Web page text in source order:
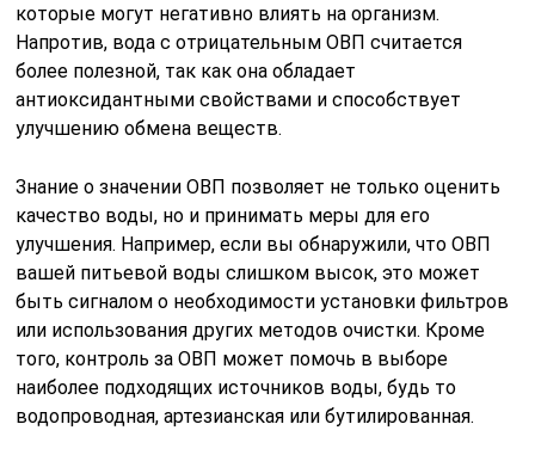
которые могут негативно влиять на организм.
Напротив, вода с отрицательным ОВП считается
более полезной, так как она обладает
антиоксидантными свойствами и способствует
улучшению обмена веществ.
Знание о значении ОВП позволяет не только оценить
качество воды, но и принимать меры для его
улучшения. Например, если вы обнаружили, что ОВП
вашей питьевой воды слишком высок, это может
быть сигналом о необходимости установки фильтров
или использования других методов очистки. Кроме
того, контроль за ОВП может помочь в выборе
наиболее подходящих источников воды, будь то
водопроводная, артезианская или бутилированная.